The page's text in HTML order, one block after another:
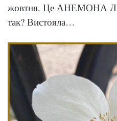
жовтня. Це АНЕМОНА
так? Вистояла…